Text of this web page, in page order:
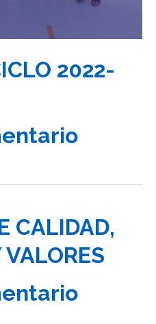
2022-
CALIDAD,